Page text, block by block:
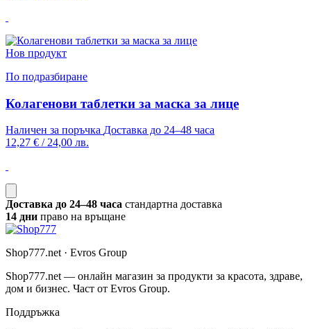
Нов продукт
По подразбиране
Колагенови таблетки за маска за лице
Наличен за поръчка Доставка до 24–48 часа
12,27 € / 24,00 лв.
Доставка до 24–48 часа стандартна доставка
14 дни право на връщане
Shop777.net · Evros Group
Shop777.net — онлайн магазин за продукти за красота, здраве,
дом и бизнес. Част от Evros Group.
Поддръжка